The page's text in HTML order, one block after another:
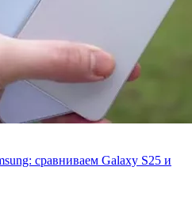
сравниваем Galaxy S25 и